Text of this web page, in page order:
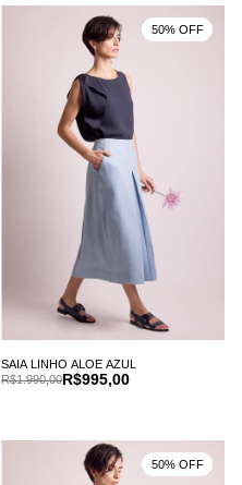
SAIA LINHO ALOE AZUL
R$995,00
R$1.990,00
50% OFF
50% OFF